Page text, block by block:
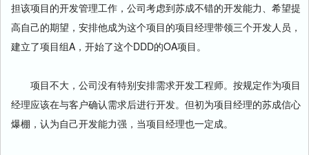
担该项目的开发管理工作，公司考虑到苏成不错的开发能力、希望提
高自己的期望，安排他成为这个项目的项目经理带领三个开发人员，
建立了项目组A，开始了这个DDD的OA项目。
项目不大，公司没有特别安排需求开发工程师。按规定作为项目
经理应该在与客户确认需求后进行开发。但初为项目经理的苏成信心
爆棚，认为自己开发能力强，当项目经理也一定成。